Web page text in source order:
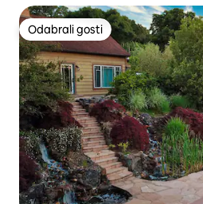
Odabrali gosti
Odabrali gosti